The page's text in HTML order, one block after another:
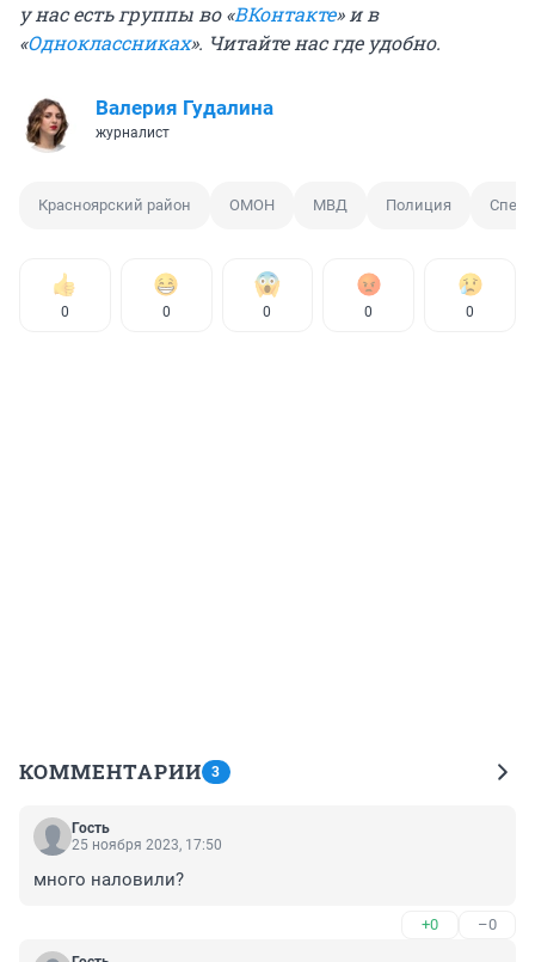
у нас есть группы во «ВКонтакте»и в
«Одноклассниках». Читайте нас где удобно.
Валерия Гудалина
журналист
Красноярский район ОМОН МВД Полиция
0 0 0 0 0
КОММЕНТАРИИ 3
Гость
25 ноября 2023, 17:50
много наловили?
+0 –0